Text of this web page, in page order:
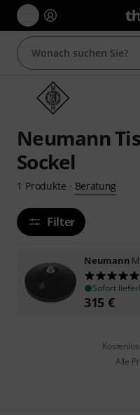
Neumann
Sockel
1 Produkte · Beratung
Filter
Neumann
Sofort
315 €
Alle